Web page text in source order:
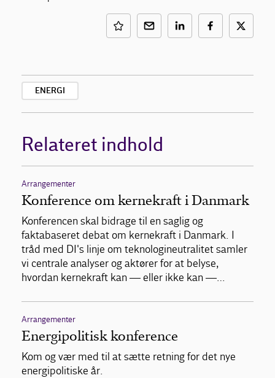
ENERGI
Relateret indhold
Arrangementer
Konference om kernekraft i Danmark
Konferencen skal bidrage til en saglig og
faktabaseret debat om kernekraft i Danmark. I
tråd med DI's linje om teknologineutralitet samler
vi centrale analyser og aktører for at belyse,
hvordan kernekraft kan — eller ikke kan —…
Arrangementer
Energipolitisk konference
Kom og vær med til at sætte retning for det nye
energipolitiske år.